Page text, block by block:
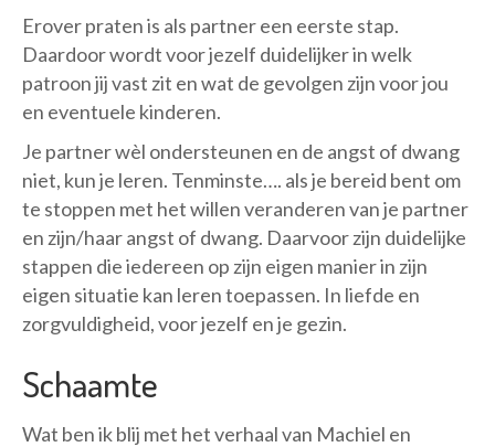
Erover praten is als partner een eerste stap.
Daardoor wordt voor jezelf duidelijker in welk
patroon jij vast zit en wat de gevolgen zijn voor jou
en eventuele kinderen.
Je partner wèl ondersteunen en de angst of dwang
niet, kun je leren. Tenminste…. als je bereid bent om
te stoppen met het willen veranderen van je partner
en zijn/haar angst of dwang. Daarvoor zijn duidelijke
stappen die iedereen op zijn eigen manier in zijn
eigen situatie kan leren toepassen. In liefde en
zorgvuldigheid, voor jezelf en je gezin.
Schaamte
Wat ben ik blij met het verhaal van Machiel en